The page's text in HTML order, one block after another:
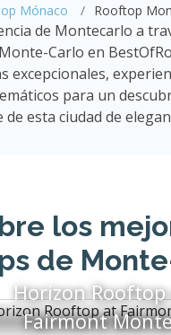
Mónaco Rooftop
de Montecarlo a
Carlo en
excepcionales,
para un
de esta ciudad de
los
de
Horizon Rooftop
Fairmont